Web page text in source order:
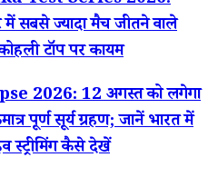
सबसे ज्यादा मैच जीतने वाले
टॉप पर कायम
2026: 12 अगस्त को लगेगा
पूर्ण सूर्य ग्रहण; जानें भारत में
स्ट्रीमिंग कैसे देखें